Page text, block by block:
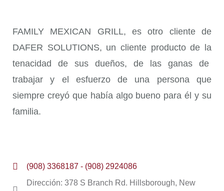
FAMILY MEXICAN GRILL, es otro cliente de
DAFER SOLUTIONS, un cliente producto de la
tenacidad de sus dueños, de las ganas de
trabajar y el esfuerzo de una persona que
siempre creyó que había algo bueno para él y su
familia.
(908) 3368187 - (908) 2924086
Dirección: 378 S Branch Rd. Hillsborough, New